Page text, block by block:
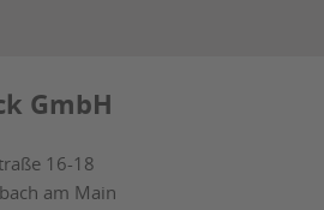
GmbH
16-18
am Main